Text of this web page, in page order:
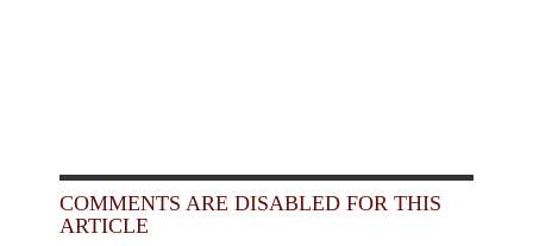
COMMENTS ARE DISABLED FOR THIS
ARTICLE